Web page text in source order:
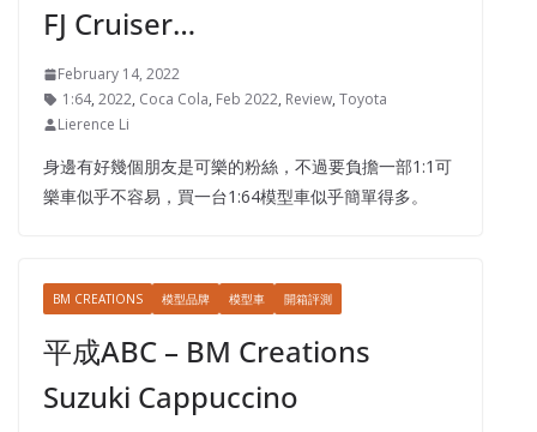
FJ Cruiser…
February 14, 2022
1:64, 2022, Coca Cola, Feb 2022, Review, Toyota
Lierence Li
身邊有好幾個朋友是可樂的粉絲，不過要負擔一部1:1可
樂車似乎不容易，買一台1:64模型車似乎簡單得多。
BM CREATIONS 模型品牌 模型車 開箱評測
平成ABC – BM Creations
Suzuki Cappuccino